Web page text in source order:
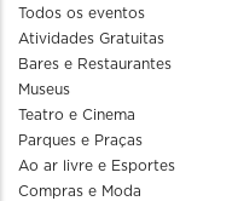
Todos os eventos
Atividades Gratuitas
Bares e Restaurantes
Museus
Teatro e Cinema
Parques e Praças
Ao ar livre e Esportes
Compras e Moda